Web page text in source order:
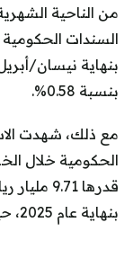
من الناحية
بنسبة 0.58%.
مع ذلك، شهدت
بنهاية عام 2025، حيث كانت القيمة 653.26 مليار ريال.